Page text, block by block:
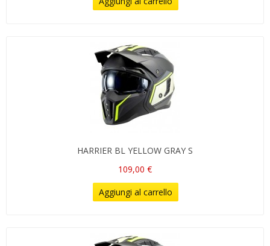
HARRIER BL YELLOW GRAY S
109,00 €
Aggiungi al carrello